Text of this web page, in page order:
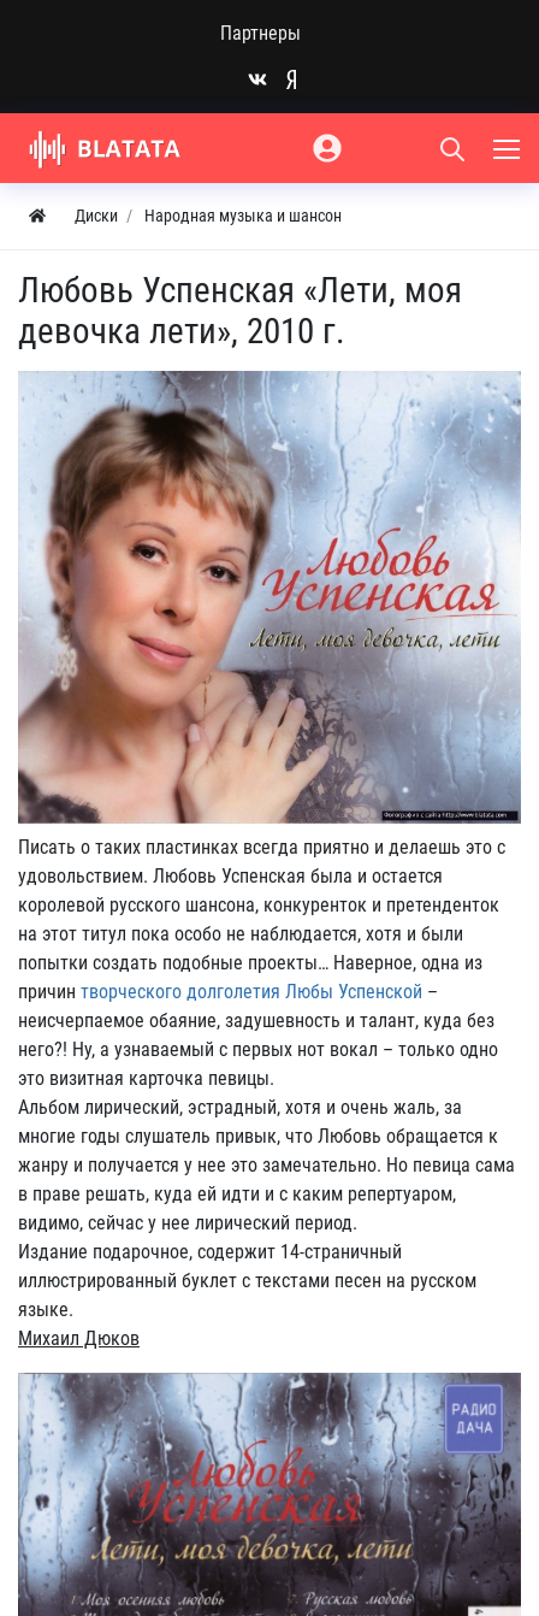
Партнеры
Диски Народная музыка и шансон
Любовь Успенская «Лети, моя
девочка лети», 2010 г.
Писать о таких пластинках всегда приятно и делаешь это с
удовольствием. Любовь Успенская была и остается
королевой русского шансона, конкуренток и претенденток
на этот титул пока особо не наблюдается, хотя и были
попытки создать подобные проекты… Наверное, одна из
причин творческого долголетия Любы Успенской –
неисчерпаемое обаяние, задушевность и талант, куда без
него?! Ну, а узнаваемый с первых нот вокал – только одно
это визитная карточка певицы.
Альбом лирический, эстрадный, хотя и очень жаль, за
многие годы слушатель привык, что Любовь обращается к
жанру и получается у нее это замечательно. Но певица сама
в праве решать, куда ей идти и с каким репертуаром,
видимо, сейчас у нее лирический период.
Издание подарочное, содержит 14-страничный
иллюстрированный буклет с текстами песен на русском
языке.
Михаил Дюков